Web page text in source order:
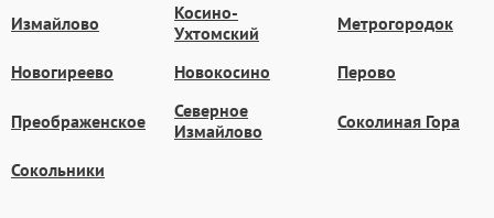
Измайлово
Косино-
Ухтомский
Метрогородок
Новогиреево Новокосино Перово
Преображенское
Северное
Измайлово
Соколиная Гора
Сокольники